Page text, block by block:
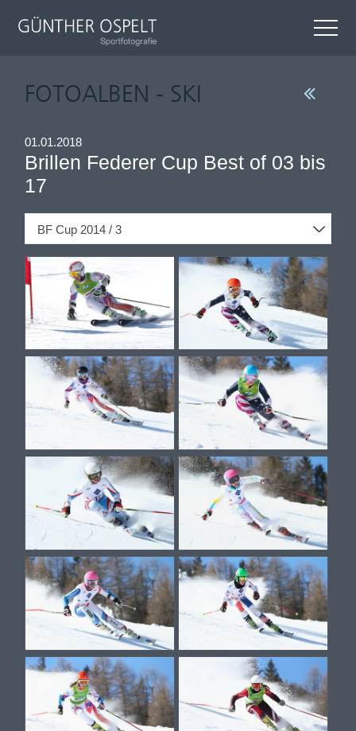
FOTOALBEN - SKI
01.01.2018
Brillen Federer Cup Best of 03 bis
17